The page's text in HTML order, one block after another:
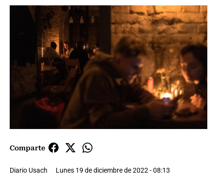
Comparte
Diario Usach Lunes 19 de diciembre de 2022 - 08:13